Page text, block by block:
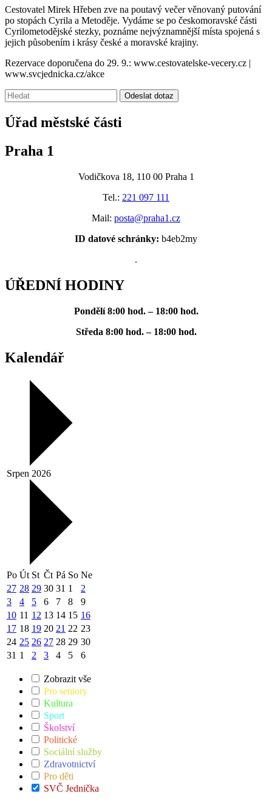
Cestovatel Mirek Hřeben zve na poutavý večer věnovaný putování
po stopách Cyrila a Metoděje. Vydáme se po českomoravské části
Cyrilometodějské stezky, poznáme nejvýznamnější místa spojená s
jejich působením i krásy české a moravské krajiny.
Rezervace doporučena do 29. 9.: www.cestovatelske-vecery.cz |
www.svcjednicka.cz/akce
Vyhledávání:
Odeslat dotaz
Úřad městské části
Praha 1
Vodičkova 18, 110 00 Praha 1
Tel.: 221 097 111
Mail: posta@praha1.cz
ID datové schránky: b4eb2my
.
ÚŘEDNÍ HODINY
Pondělí 8:00 hod. – 18:00 hod.
Středa 8:00 hod. – 18:00 hod.
Kalendář
Srpen 2026
Po Út St Čt Pá So Ne
27 28 29 30 31 1
2
3
4 5 6 7 8
9
10 11 12 13 14 15 16
17 18 19 20 21 22 23
24 25 26 27 28 29 30
31 1 2 3 4 5 6
Zobrazit vše
Pro seniory
Kultura
Sport
Školství
Politické
Sociální služby
Zdravotnictví
Pro děti
SVČ Jednička